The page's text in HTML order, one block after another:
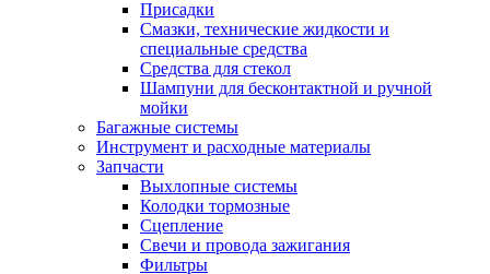
Присадки
Смазки, технические жидкости и
специальные средства
Средства для стекол
Шампуни для бесконтактной и ручной
мойки
Багажные системы
Инструмент и расходные материалы
Запчасти
Выхлопные системы
Колодки тормозные
Сцепление
Свечи и провода зажигания
Фильтры